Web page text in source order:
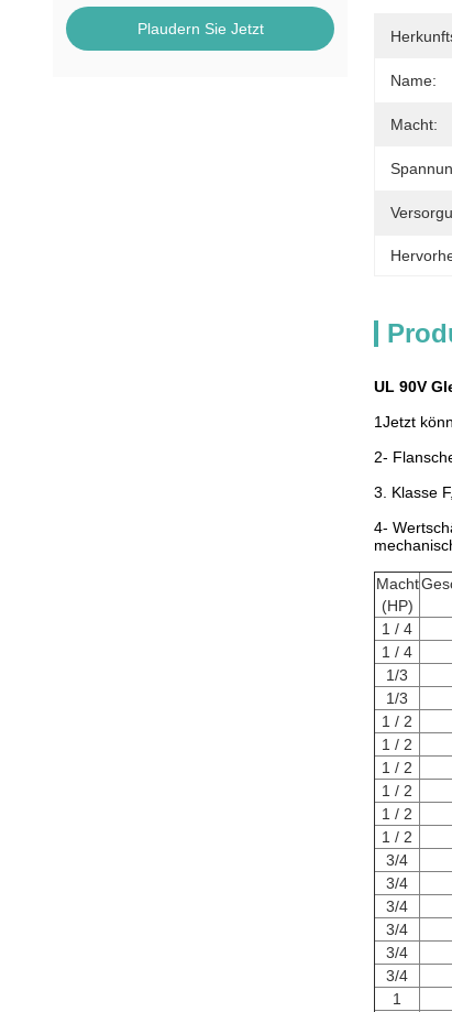
Plaudern Sie Jetzt
Name:
Macht:
UL 90V
1Jetzt
2-
3. Klasse
4-
Macht
(HP)
1 / 4
1 / 4
1/3
1/3
1 / 2
1 / 2
1 / 2
1 / 2
1 / 2
1 / 2
3/4
3/4
3/4
3/4
3/4
3/4
1